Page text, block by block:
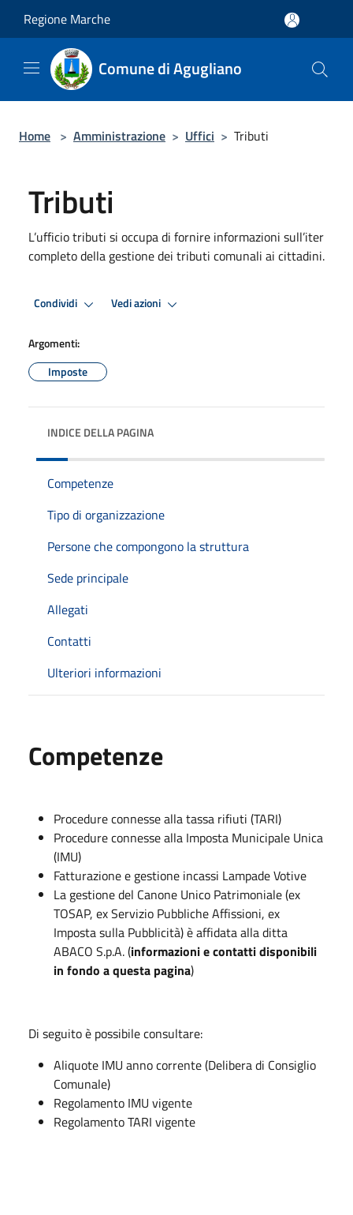
Regione Marche
Comune di Agugliano
Home > Amministrazione > Uffici > Tributi
Tributi
L’ufficio tributi si occupa di fornire informazioni sull’iter
completo della gestione dei tributi comunali ai cittadini.
Condividi Vedi azioni
Argomenti:
Imposte
INDICE DELLA PAGINA
Competenze
Tipo di organizzazione
Persone che compongono la struttura
Sede principale
Allegati
Contatti
Ulteriori informazioni
Competenze
Procedure connesse alla tassa rifiuti (TARI)
Procedure connesse alla Imposta Municipale Unica
(IMU)
Fatturazione e gestione incassi Lampade Votive
La gestione del Canone Unico Patrimoniale (ex
TOSAP, ex Servizio Pubbliche Affissioni, ex
Imposta sulla Pubblicità) è affidata alla ditta
ABACO S.p.A. (informazioni e contatti disponibili
in fondo a questa pagina)
Di seguito è possibile consultare:
Aliquote IMU anno corrente (Delibera di Consiglio
Comunale)
Regolamento IMU vigente
Regolamento TARI vigente